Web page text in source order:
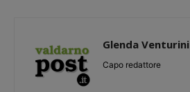
Glenda Venturini
Capo redattore